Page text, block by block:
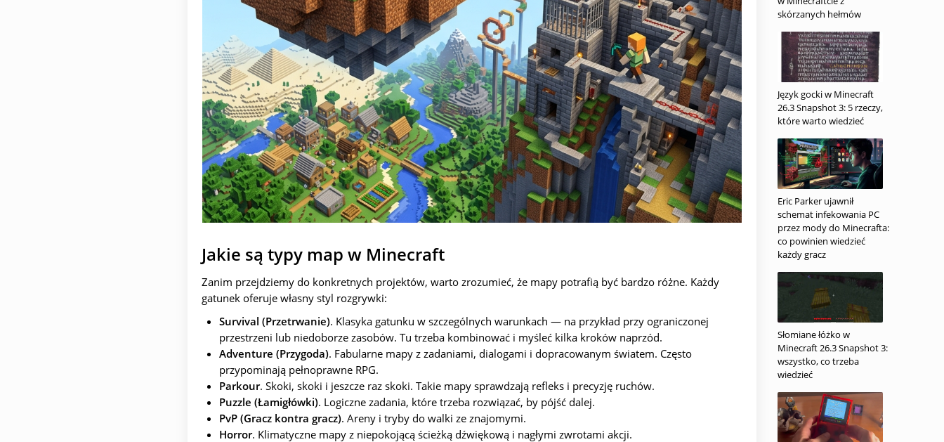
Jakie są typy map w Minecraft
Zanim przejdziemy do konkretnych projektów, warto zrozumieć, że mapy potrafią być bardzo różne. Każdy
gatunek oferuje własny styl rozgrywki:
Survival (Przetrwanie). Klasyka gatunku w szczególnych warunkach — na przykład przy ograniczonej
przestrzeni lub niedoborze zasobów. Tu trzeba kombinować i myśleć kilka kroków naprzód.
Adventure (Przygoda). Fabularne mapy z zadaniami, dialogami i dopracowanym światem. Często
przypominają pełnoprawne RPG.
Parkour. Skoki, skoki i jeszcze raz skoki. Takie mapy sprawdzają refleks i precyzję ruchów.
Puzzle (Łamigłówki). Logiczne zadania, które trzeba rozwiązać, by pójść dalej.
PvP (Gracz kontra gracz). Areny i tryby do walki ze znajomymi.
Horror. Klimatyczne mapy z niepokojącą ścieżką dźwiękową i nagłymi zwrotami akcji.
skórzanych hełmów
Język gocki w Minecraft
26.3 Snapshot 3: 5 rzeczy,
które warto wiedzieć
Eric Parker ujawnił
schemat infekowania PC
przez mody do Minecrafta:
co powinien wiedzieć
każdy gracz
Słomiane łóżko w
Minecraft 26.3 Snapshot 3:
wszystko, co trzeba
wiedzieć